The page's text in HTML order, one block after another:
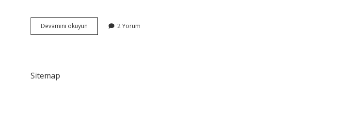
Devamını okuyun
Ekmek
2 Yorum
Sitemap